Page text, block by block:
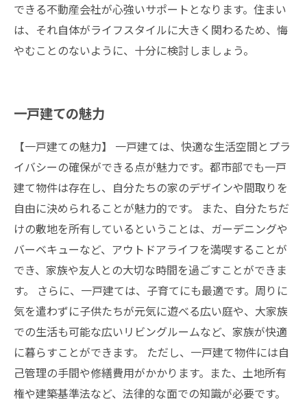
できる不動産会社が心強いサポートとなります。住まい
は、それ自体がライフスタイルに大きく関わるため、悔
やむことのないように、十分に検討しましょう。
一戸建ての魅力
【一戸建ての魅力】 一戸建ては、快適な生活空間とプラ
イバシーの確保ができる点が魅力です。都市部でも一戸
建て物件は存在し、自分たちの家のデザインや間取りを
自由に決められることが魅力的です。 また、自分たちだ
けの敷地を所有しているということは、ガーデニングや
バーベキューなど、アウトドアライフを満喫することが
でき、家族や友人との大切な時間を過ごすことができま
す。 さらに、一戸建ては、子育てにも最適です。周りに
気を遣わずに子供たちが元気に遊べる広い庭や、大家族
での生活も可能な広いリビングルームなど、家族が快適
に暮らすことができます。 ただし、一戸建て物件には自
己管理の手間や修繕費用がかかります。また、土地所有
権や建築基準法など、法律的な面での知識が必要です。